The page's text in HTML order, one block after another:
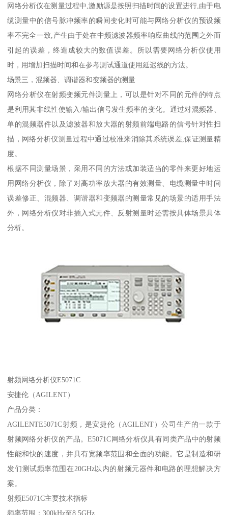
网络分析仪在测量过程中,激励源是按照扫描时间的设置进行,由于电
缆测量中的信号脉冲频率的瞬间变化时可能与网络分析仪的预设频
率不完全一致,产生由于处在中频滤波器频率响应曲线的范围之外而
引起的误差，终造成较大的数值误差。所以需要网络分析仪使用
时，用增加扫描时间和在参考测试通道使用延迟线的方法。
场景三，混频器、调谐器和变频器的测量
网络分析仪在射频变频元件测量上，可以是针对不同的元件的特点
是利用其非线性使输入/输出信号发生频率的变化。通过对混频器、
单的混频器件以及滤波器和放大器的射频前端电路的信号针对性扫
描，网络分析仪测量过程中通过校准来消除其系统误差,保证测量精
度。
根据不同测量场景，采用不同的方法或加装适当的零件来更好地运
用网络分析仪，除了对高功率放大器的有效测量、电缆测量中时间
误差修正、混频器、调谐器和变频器的测量常见的场景的适用手法
外，网络分析仪对非插入式元件、反射测量时还需按具体场景具体
分析。
射频网络分析仪E5071C
安捷伦（AGILENT）
产品分类：
AGILENTE5071C射频，是安捷伦（AGILENT）公司生产的一款于
射频网络分析仪的产品。E5071C网络分析仪具有同类产品中的射频
性能和快的速度，并具有宽频率范围和全面的功能。它是制造和研
发们测试频率范围在20GHz以内的射频元器件和电路的理想解决方
案。
射频E5071C主要技术指标
频率范围：300kHz至8.5GHz